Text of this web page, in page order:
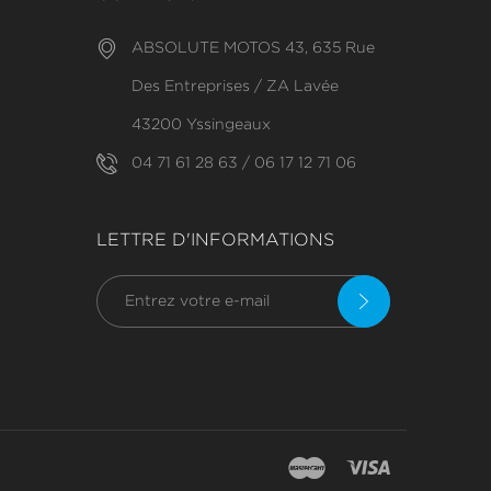
ABSOLUTE MOTOS 43, 635 Rue
Des Entreprises / ZA Lavée
43200 Yssingeaux
04 71 61 28 63 / 06 17 12 71 06
LETTRE D'INFORMATIONS